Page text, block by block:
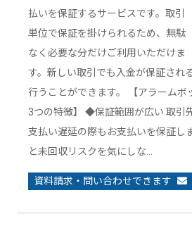
払いを保証するサービスです。取引
単位で保証を掛けられるため、無駄
なく必要な分だけご利用いただけま
す。新しい取引でも入金が保証され
行うことができます。 【アラーム
3つの特徴】 ◆保証範囲が広い 取引
支払い遅延の際もお支払いを保証し
と未回収リスクを気にしな…
資料請求・問い合わせできます